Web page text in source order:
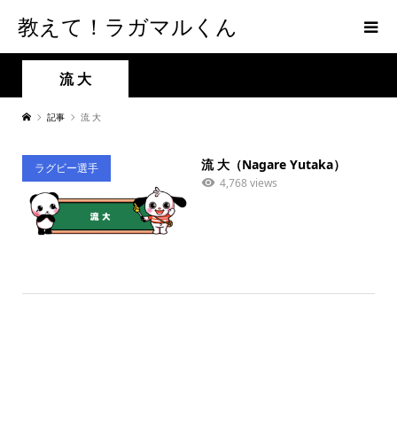
教えて！ラガマルくん
流 大
記事 流 大
ラグビー選手 流 大（Nagare Yutaka）
4,768 views